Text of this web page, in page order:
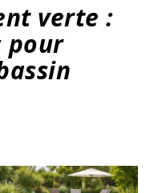
verte :
pour